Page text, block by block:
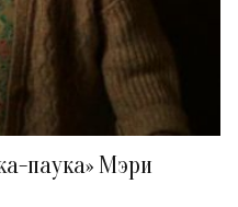
паука» Мэри